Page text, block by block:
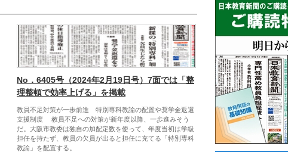
No．6405号（2024年2月19日号）7面では「整
理整頓で効率上げる」を掲載
教員不足対策が一歩前進 特別専科教諭の配置や奨学金返還
支援制度 教員不足への対策が新年度以降、一歩進みそう
だ。大阪市教委は独自の加配定数を使って、年度当初は学級
担任を持たず、教員の欠員が出ると担任に充てる「特別専科
教諭」を配置する。